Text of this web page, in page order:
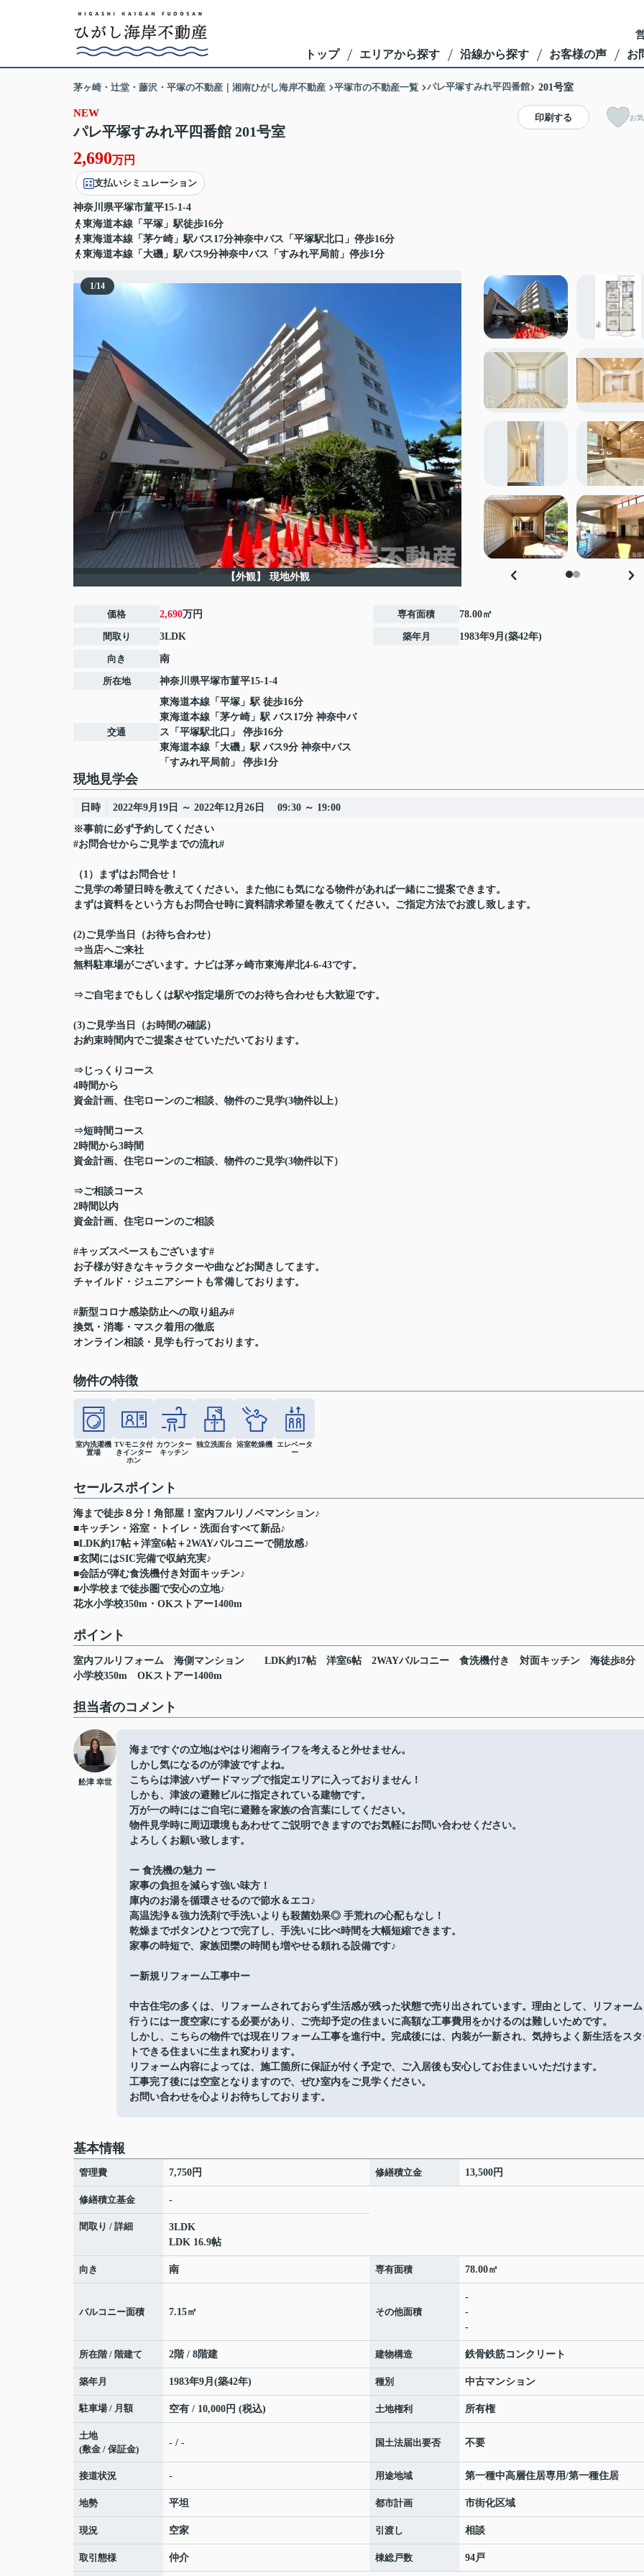
トップ エリアから探す 沿線から探す お客様の声 お
茅ヶ崎・辻堂・藤沢・平塚の不動産｜湘南ひがし海岸不動産 平塚市の不動産一覧 パレ平塚すみれ平四番館 201号室
NEW
パレ平塚すみれ平四番館 201号室
2,690万円
支払いシミュレーション
神奈川県平塚市菫平15-1-4
東海道本線「平塚」駅徒歩16分
東海道本線「茅ケ崎」駅バス17分神奈中バス「平塚駅北口」停歩16分
東海道本線「大磯」駅バス9分神奈中バス「すみれ平局前」停歩1分
印刷する お
1/14
【外観】 現地外観
価格 2,690万円
間取り 3LDK
向き 南
所在地 神奈川県平塚市菫平15-1-4
交通
東海道本線 「 平塚 」駅 徒歩16分
東海道本線 「 茅ケ崎 」駅 バス17分 神奈中バ
ス「平塚駅北口」 停歩16分
東海道本線 「 大磯 」駅 バス9分 神奈中バス
「すみれ平局前」 停歩1分
専有面積 78.00㎡
築年月 1983年9月(築42年)
現地見学会
日時
2022年9月19日 ～ 2022年12月26日 09:30 ～ 19:00
※事前に必ず予約してください
#お問合せからご見学までの流れ#
（1）まずはお問合せ！
ご見学の希望日時を教えてください。また他にも気になる物件があれば一緒にご提案できます。
まずは資料をという方もお問合せ時に資料請求希望を教えてください。ご指定方法でお渡し致します。
(2)ご見学当日（お待ち合わせ）
⇒当店へご来社
無料駐車場がございます。ナビは茅ヶ崎市東海岸北4-6-43です。
⇒ご自宅までもしくは駅や指定場所でのお待ち合わせも大歓迎です。
(3)ご見学当日（お時間の確認）
お約束時間内でご提案させていただいております。
⇒じっくりコース
4時間から
資金計画、住宅ローンのご相談、物件のご見学(3物件以上）
⇒短時間コース
2時間から3時間
資金計画、住宅ローンのご相談、物件のご見学(3物件以下）
⇒ご相談コース
2時間以内
資金計画、住宅ローンのご相談
#キッズスペースもございます#
お子様が好きなキャラクターや曲などお聞きしてます。
チャイルド・ジュニアシートも常備しております。
#新型コロナ感染防止への取り組み#
換気・消毒・マスク着用の徹底
オンライン相談・見学も行っております。
物件の特徴
室内洗濯機
置場
TVモニタ付
きインター
ホン
カウンター
キッチン
独立洗面台 浴室乾燥機
エレベータ
ー
セールスポイント
海まで徒歩８分！角部屋！室内フルリノベマンション♪
■キッチン・浴室・トイレ・洗面台すべて新品♪
■LDK約17帖＋洋室6帖＋2WAYバルコニーで開放感♪
■玄関にはSIC完備で収納充実♪
■会話が弾む食洗機付き対面キッチン♪
■小学校まで徒歩圏で安心の立地♪
花水小学校350m・OKストアー1400m
ポイント
室内フルリフォーム 海側マンション LDK約17帖 洋室6帖 2WAYバルコニー 食洗機付き 対面キッチン
海徒歩8分
小学校350m
OKストアー1400m
担当者のコメント
舩津 幸世
海まですぐの立地はやはり湘南ライフを考えると外せません。
しかし気になるのが津波ですよね。
こちらは津波ハザードマップで指定エリアに入っておりません！
しかも、津波の避難ビルに指定されている建物です。
万が一の時にはご自宅に避難を家族の合言葉にしてください。
物件見学時に周辺環境もあわせてご説明できますのでお気軽にお問い合わせください。
よろしくお願い致します。
ー 食洗機の魅力 ー
家事の負担を減らす強い味方！
庫内のお湯を循環させるので節水＆エコ♪
高温洗浄＆強力洗剤で手洗いよりも殺菌効果◎ 手荒れの心配もなし！
乾燥までボタンひとつで完了し、手洗いに比べ時間を大幅短縮できます。
家事の時短で、家族団欒の時間も増やせる頼れる設備です♪
ー新規リフォーム工事中ー
中古住宅の多くは、リフォームされておらず生活感が残った状態で売り出されています。理由として、リフォー
行うには一度空家にする必要があり、ご売却予定の住まいに高額な工事費用をかけるのは難しいためです。
しかし、こちらの物件では現在リフォーム工事を進行中。完成後には、内装が一新され、気持ちよく新生活をス
トできる住まいに生まれ変わります。
リフォーム内容によっては、施工箇所に保証が付く予定で、ご入居後も安心してお住まいいただけます。
工事完了後には空室となりますので、ぜひ室内をご見学ください。
お問い合わせを心よりお待ちしております。
基本情報
管理費 7,750円 修繕積立金 13,500円
修繕積立基金 -
間取り / 詳細
3LDK
LDK 16.9帖
向き 南 専有面積 78.00㎡
バルコニー面積 7.15㎡ その他面積
-
-
-
所在階 / 階建て 2階 / 8階建 建物構造 鉄骨鉄筋コンクリート
築年月 1983年9月(築42年) 種別 中古マンション
駐車場 / 月額 空有 / 10,000円 (税込) 土地権利 所有権
土地
(敷金 / 保証金)
- / - 国土法届出要否 不要
接道状況 - 用途地域 第一種中高層住居専用/第一種住居
地勢 平坦 都市計画 市街化区域
現況 空家 引渡し 相談
取引態様 仲介 棟総戸数 94戸